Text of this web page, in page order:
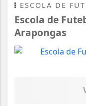
ESCOLA DE
Escola de
Arapongas